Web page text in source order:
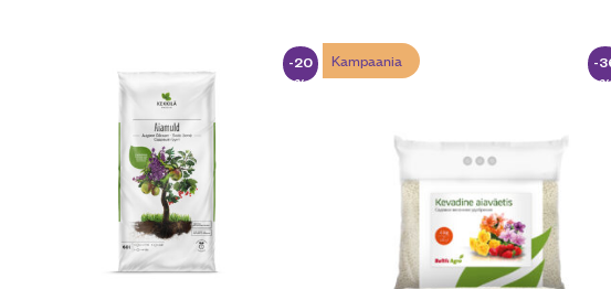
-20
%
Kampaania
-
%